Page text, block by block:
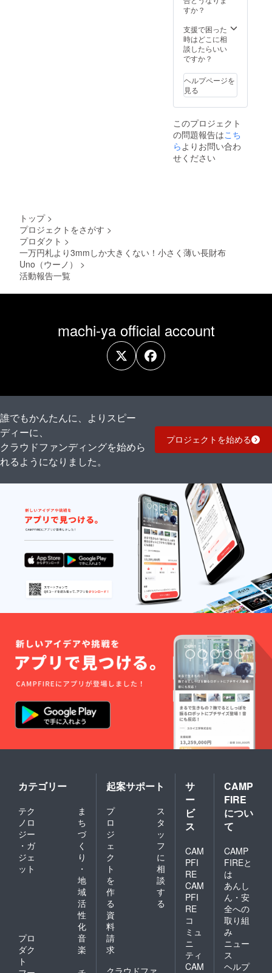
で展開しております。４月
上旬お届け分が完売しまし
て、現在４月下旬お届け分
の予約受付を再開しており
ます。こちらは数量限定と
なっております。商品ペー
https://moku.info/products/sa
kuv3-veauepsom-24spring
すか？
支援で困った
時はどこに相
談したらいい
ですか？
ヘルプページを
見る
このプロジェクト
の問題報告はこち
ら よりお問い合わ
せください
トップ >
プロジェクトをさがす >
プロダクト >
一万円札より3mmしか大きくない！小さく薄い長財布
Uno（ウーノ）
>
活動報告一覧
machi-ya official account
誰でもかんたんに、よりスピー
ディーに、
クラウドファンディングを始めら
れるようになりました。
プロジェクトを始める
カテゴリー
テク
ノロ
ジー
・ガ
ジェ
ット
ま
ち
づ
く
り
・
地
域
活
性
化
プロ
ダク
ト
音
楽
起案サポート
プ
ロ
ジ
ェ
ク
ト
を
作
る
ス
タ
ッ
フ
に
相
談
す
る
資
料
請
求
クラウドファ
サ
ー
ビ
ス
CAM
PFI
RE
CAM
PFI
RE
コ
ミュ
ニ
ティ
CAM
CAMP
FIRE
につい
て
CAMP
FIREと
は
あんし
ん・安
全への
取り組
み
ニュー
ス
ヘルプ